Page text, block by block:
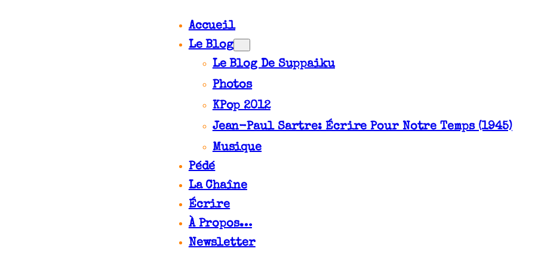
Accueil
Le Blog
Le Blog De Suppaiku
Photos
KPop 2012
Jean-Paul Sartre: Écrire Pour Notre Temps (1945)
Musique
Pédé
La Chaîne
Écrire
À Propos…
Newsletter